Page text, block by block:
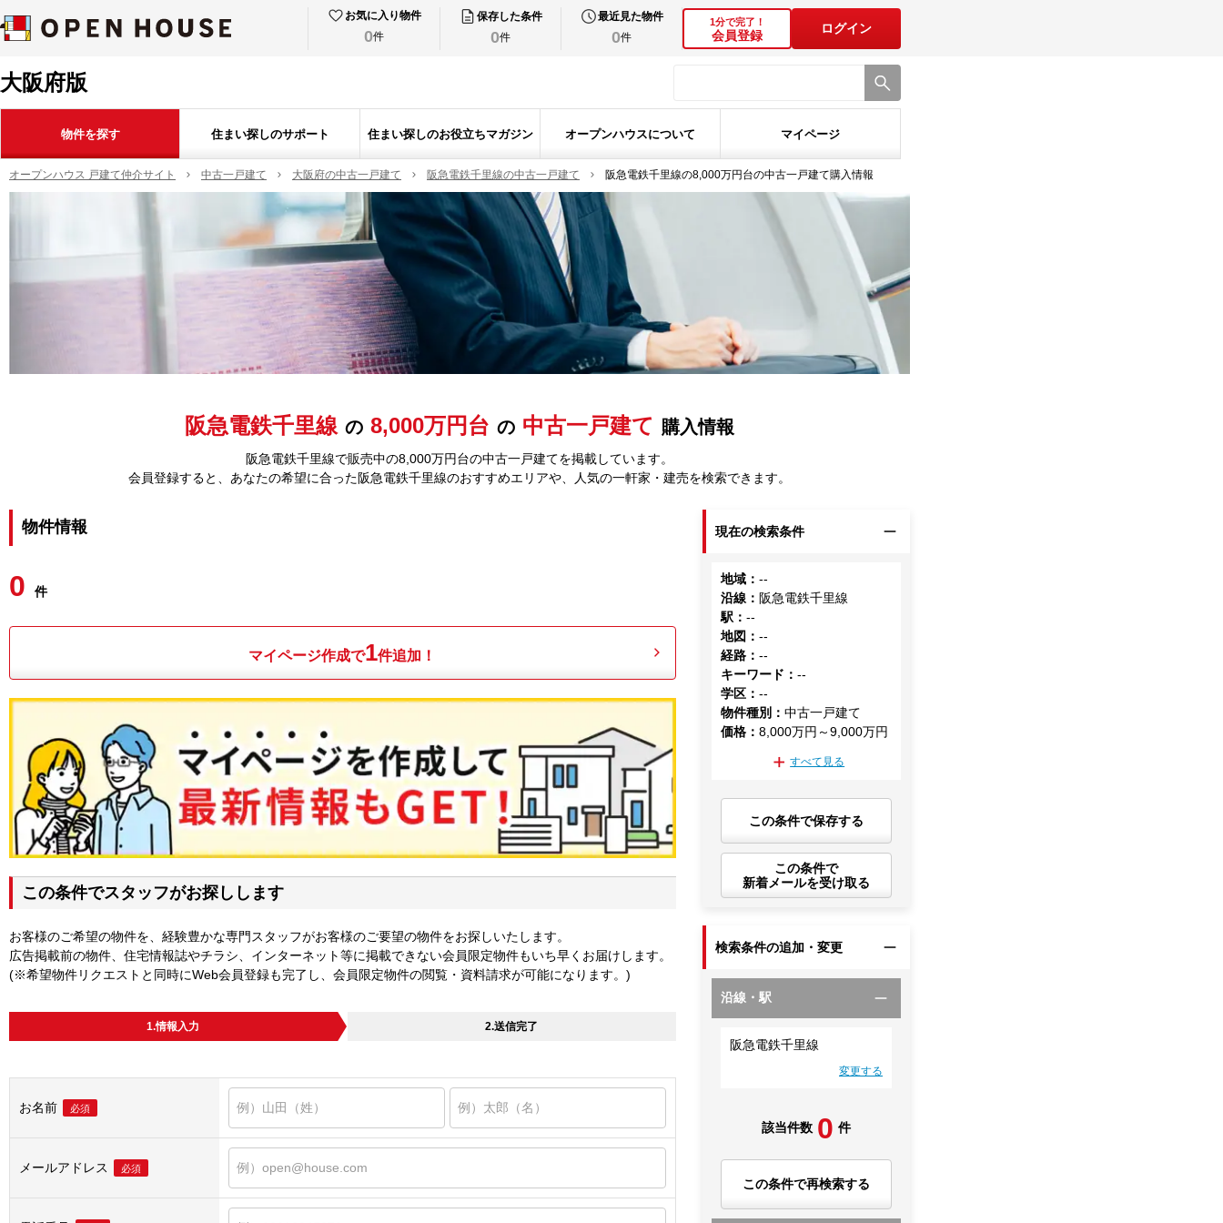
お気に入り物件
0件
保存した条件
0件
最近見た物件
0件
1分で完了！
会員登録
ログイン
大阪府版
物件を探す 住まい探しのサポート 住まい探しのお役立ちマガジン オープンハウスについて マイページ
オープンハウス 戸建て仲介サイト 中古一戸建て 大阪府の中古一戸建て 阪急電鉄千里線の中古一戸建て 阪急電鉄千里線の8,000万円台の中古一戸建て購入情報
阪急電鉄千里線 の 8,000万円台 の 中古一戸建て 購入情報
阪急電鉄千里線で販売中の8,000万円台の中古一戸建てを掲載しています。
会員登録すると、あなたの希望に合った阪急電鉄千里線のおすすめエリアや、人気の一軒家・建売を検索できます。
物件情報
0 件
マイページ作成で1件追加！
この条件でスタッフがお探しします
お客様のご希望の物件を、経験豊かな専門スタッフがお客様のご要望の物件をお探しいたします。
広告掲載前の物件、住宅情報誌やチラシ、インターネット等に掲載できない会員限定物件もいち早くお届けします。
(※希望物件リクエストと同時にWeb会員登録も完了し、会員限定物件の閲覧・資料請求が可能になります。)
1.情報入力 2.送信完了
お名前 必須
メールアドレス 必須
現在の検索条件
地域 ：--
沿線 ： 阪急電鉄千里線
駅 ：--
地図 ：--
経路 ：--
キーワード ：--
学区 ：--
物件種別 ：中古一戸建て
価格 ：8,000万円～9,000万円
すべて見る
この条件で保存する
この条件で
新着メールを受け取る
検索条件の追加・変更
沿線・駅
阪急電鉄千里線
変更する
該当件数 0 件
この条件で再検索する